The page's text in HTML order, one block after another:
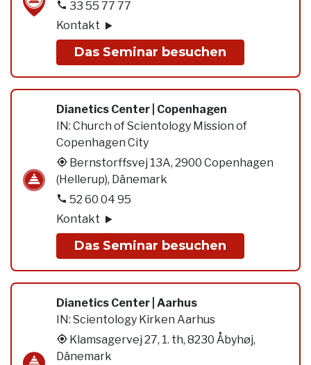
33 55 77 77
Kontakt
Das Seminar besuchen
Dianetics Center | Copenhagen
IN: Church of Scientology Mission of
Copenhagen City
Bernstorffsvej 13A, 2900 Copenhagen
(Hellerup), Dänemark
52 60 04 95
Kontakt
Das Seminar besuchen
Dianetics Center | Aarhus
IN: Scientology Kirken Aarhus
Klamsagervej 27, 1. th, 8230 Åbyhøj,
Dänemark